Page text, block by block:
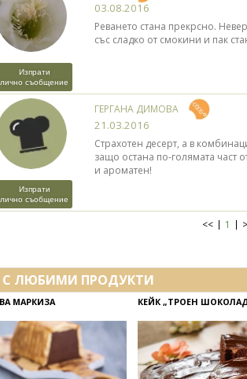
Изпрати
лично съобщение
03.08.2016
Реването стана прекрсно.
със сладко от смокини и пак
Изпрати
лично съобщение
ГЕРГАНА ДИМОВА
21.03.2016
Страхотен десерт, а в
защо остана по-голямата част
и ароматен!
<< 1
С ЛЮБИМИ ПРОДУКТИ
МАРКИЗА КЕЙК „ТРОЕН